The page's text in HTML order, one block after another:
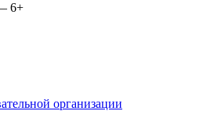
6+
организации